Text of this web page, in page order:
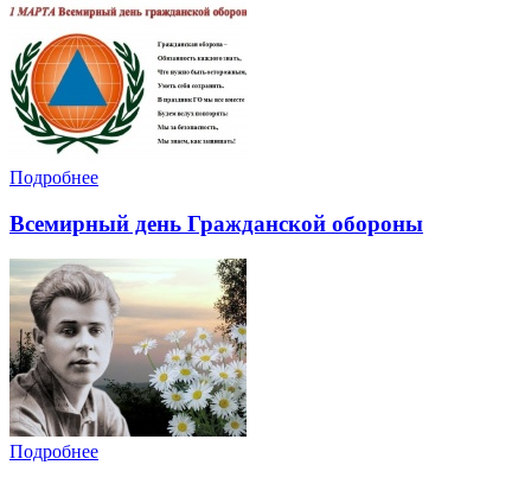
Подробнее
Всемирный день Гражданской обороны
Подробнее